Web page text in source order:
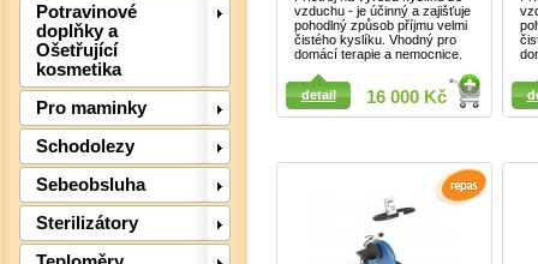
Potravinové
doplňky a
Ošetřující
kosmetika
Pro maminky
Schodolezy
Sebeobsluha
Sterilizátory
vzduchu - je účinný a zajišťuje
pohodlný způsob příjmu velmi
čistého kyslíku. Vhodný pro
domácí terapie a nemocnice.
16 000 Kč
detail
Detail
Detail